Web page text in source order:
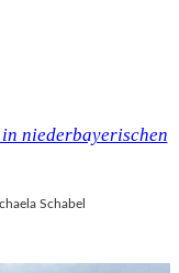
niederbayerischen
Schabel